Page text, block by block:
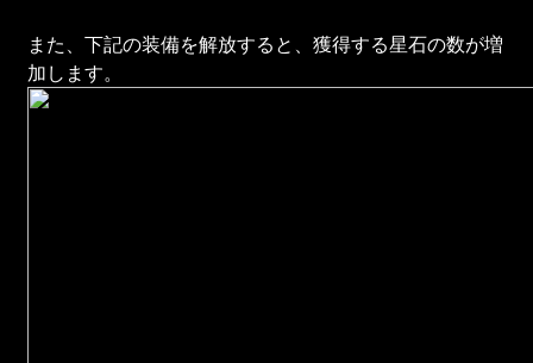
また、下記の装備を解放すると、獲得する星石の数が増
加します。